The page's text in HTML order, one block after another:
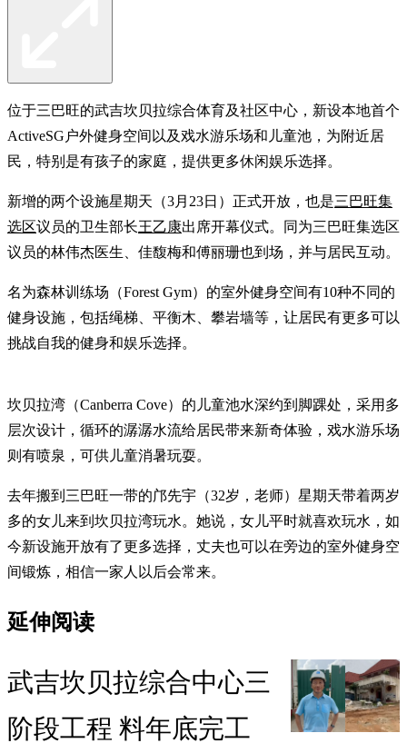
位于三巴旺的武吉坎贝拉综合体育及社区中心，新设本地首个
ActiveSG户外健身空间以及戏水游乐场和儿童池，为附近居
民，特别是有孩子的家庭，提供更多休闲娱乐选择。
新增的两个设施星期天（3月23日）正式开放，也是三巴旺集
选区议员的卫生部长王乙康出席开幕仪式。同为三巴旺集选区
议员的林伟杰医生、佳馥梅和傅丽珊也到场，并与居民互动。
名为森林训练场（Forest Gym）的室外健身空间有10种不同的
健身设施，包括绳梯、平衡木、攀岩墙等，让居民有更多可以
挑战自我的健身和娱乐选择。
坎贝拉湾（Canberra Cove）的儿童池水深约到脚踝处，采用多
层次设计，循环的潺潺水流给居民带来新奇体验，戏水游乐场
则有喷泉，可供儿童消暑玩耍。
去年搬到三巴旺一带的邝先宇（32岁，老师）星期天带着两岁
多的女儿来到坎贝拉湾玩水。她说，女儿平时就喜欢玩水，如
今新设施开放有了更多选择，丈夫也可以在旁边的室外健身空
间锻炼，相信一家人以后会常来。
延伸阅读
武吉坎贝拉综合中心三
阶段工程 料年底完工